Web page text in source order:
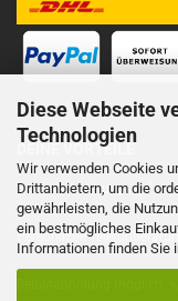
Diese Webseite
Technologien
Wir verwenden Cookies
Drittanbietern, um die
gewährleisten, die
ein bestmögliches
Informationen finden Sie
DEINE VORTEILE
Schnelle Lieferung
Persönliche